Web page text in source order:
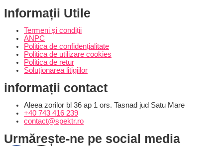
Informații Utile
Termeni și condiții
ANPC
Politica de confidențialitate
Politica de utilizare cookies
Politica de retur
Soluționarea litigiilor
informații contact
Aleea zorilor bl 36 ap 1 ors. Tasnad jud Satu Mare
+40 743 416 239
contact@spektr.ro
Urmărește-ne pe social media